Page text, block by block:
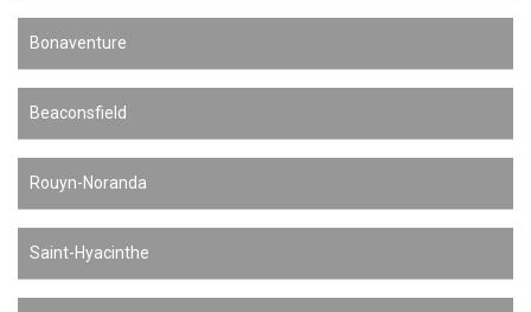
Bonaventure
Beaconsfield
Rouyn-Noranda
Saint-Hyacinthe